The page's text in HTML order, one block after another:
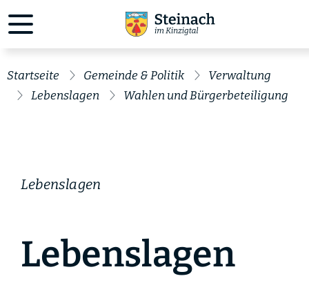
Startseite Gemeinde & Politik
Verwaltung
Lebenslagen
Wahlen und Bürgerbeteiligung
Lebenslagen
Lebenslagen